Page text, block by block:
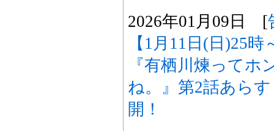
2026年01月09日 [
【1月11日(日)25
『有栖川煉ってホ
ね。』第2話あら
開！